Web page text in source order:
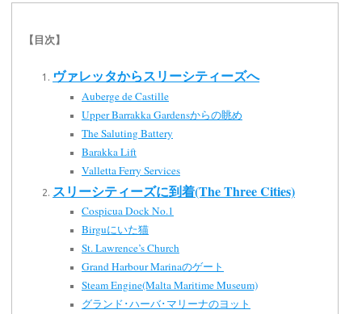
【目次】
ヴァレッタからスリーシティーズへ
Auberge de Castille
Upper Barrakka Gardensからの眺め
The Saluting Battery
Barakka Lift
Valletta Ferry Services
スリーシティーズに到着(The Three Cities)
Cospicua Dock No.1
Birguにいた猫
St. Lawrence’s Church
Grand Harbour Marinaのゲート
Steam Engine(Malta Maritime Museum)
グランド･ハーバ･マリーナのヨット